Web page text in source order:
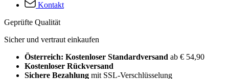
Kontakt
Geprüfte Qualität
Sicher und vertraut einkaufen
Österreich: Kostenloser Standardversand ab € 54,90
Kostenloser Rückversand
Sichere Bezahlung mit SSL-Verschlüsselung